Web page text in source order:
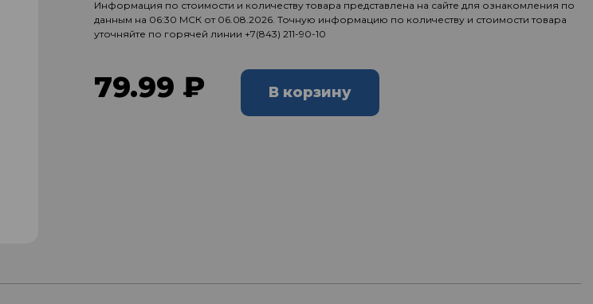
Информация по стоимости и количеству товара представлена на сайте для ознакомления по
данным на 06:30 МСК от 06.08.2026. Точную информацию по количеству и стоимости товара
уточняйте по горячей линии +7(843) 211-90-10
79.99 ₽ В корзину